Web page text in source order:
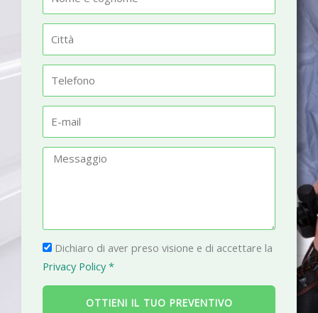
m
t
à
l
fm
a
g
g
i
P
r
i
Dichiaro di aver preso visione e di accettare la
Privacy Policy *
OTTIENI IL TUO PREVENTIVO